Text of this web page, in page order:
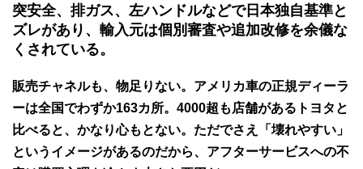
突安全、排ガス、左ハンドルなどで日本独自基準と
ズレがあり、輸入元は個別審査や追加改修を余儀な
くされている。
販売チャネルも、物足りない。アメリカ車の正規ディーラ
ーは全国でわずか163カ所。4000超も店舗があるトヨタと
比べると、かなり心もとない。ただでさえ「壊れやすい」
というイメージがあるのだから、アフターサービスへの不